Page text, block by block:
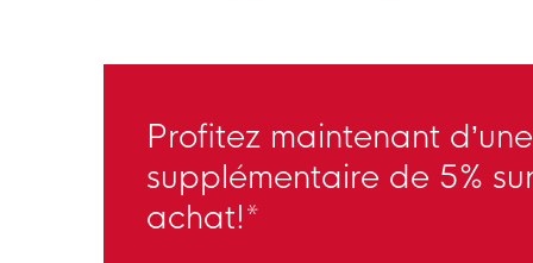
Profitez maintenant
supplémentaire de 5%
achat!*